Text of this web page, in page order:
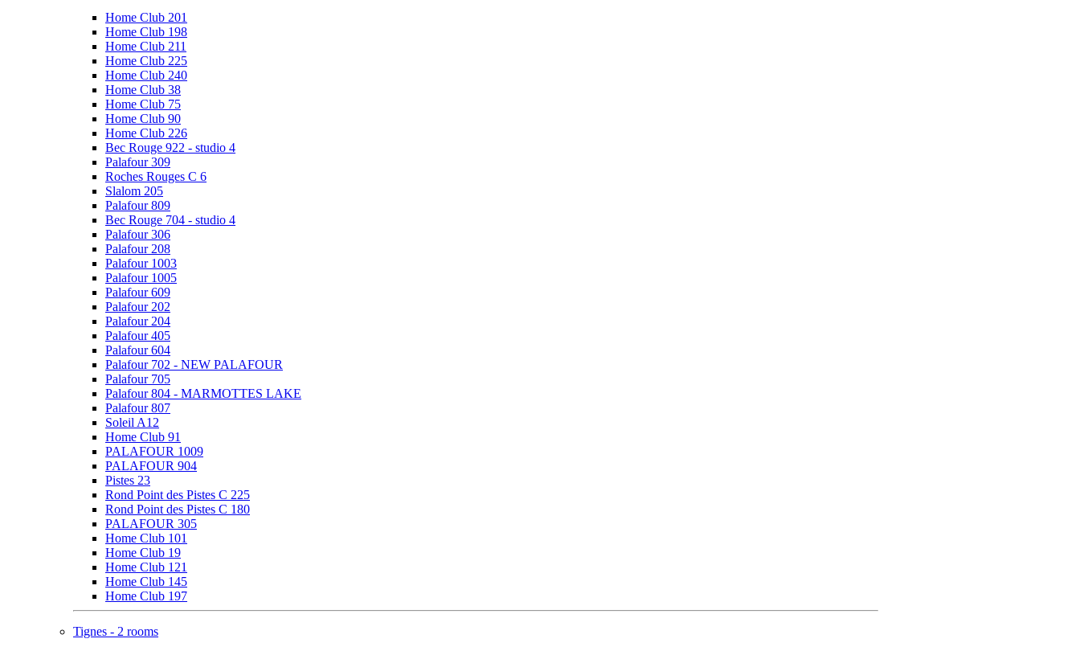
Home Club 201
Home Club 198
Home Club 211
Home Club 225
Home Club 240
Home Club 38
Home Club 75
Home Club 90
Home Club 226
Bec Rouge 922 - studio 4
Palafour 309
Roches Rouges C 6
Slalom 205
Palafour 809
Bec Rouge 704 - studio 4
Palafour 306
Palafour 208
Palafour 1003
Palafour 1005
Palafour 609
Palafour 202
Palafour 204
Palafour 405
Palafour 604
Palafour 702 - NEW PALAFOUR
Palafour 705
Palafour 804 - MARMOTTES LAKE
Palafour 807
Soleil A12
Home Club 91
PALAFOUR 1009
PALAFOUR 904
Pistes 23
Rond Point des Pistes C 225
Rond Point des Pistes C 180
PALAFOUR 305
Home Club 101
Home Club 19
Home Club 121
Home Club 145
Home Club 197
Tignes - 2 rooms